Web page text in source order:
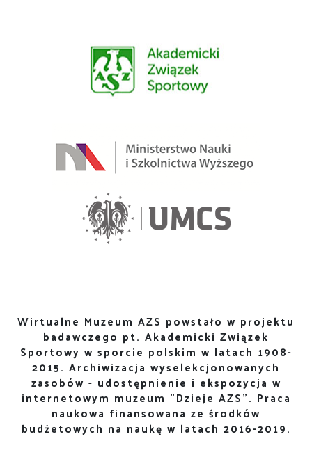
Wirtualne Muzeum AZS powstało w projektu
badawczego pt. Akademicki Związek
Sportowy w sporcie polskim w latach 1908-
2015. Archiwizacja wyselekcjonowanych
zasobów - udostępnienie i ekspozycja w
internetowym muzeum "Dzieje AZS". Praca
naukowa finansowana ze środków
budżetowych na naukę w latach 2016-2019.